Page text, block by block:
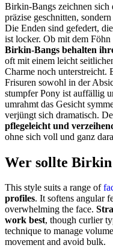
Birkin-Bangs zeichnen sich
präzise geschnitten,
Die Enden sind gefedert,
ist locker. Ob mit dem
Birkin-Bangs behalten
oft mit einem leicht
Charme noch unterstreicht.
Frisuren sowohl in der
stumpfer Pony ist auffällig
umrahmt das Gesicht
verjüngt sich dramatisch.
pflegeleicht und
ohne sich voll und ganz
Wer sollte Birkin
This style suits a range of
profiles. It softens angular
overwhelming the face.
work best, though curlier
technique to manage
movement and avoid bulk.